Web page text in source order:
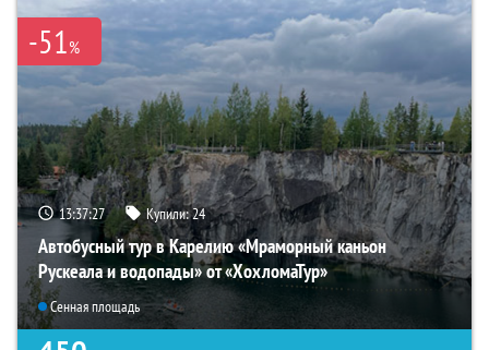
-51%
13:37:26 Купили:24
Автобусный тур в Карелию «Мраморный каньон
Рускеала и водопады» от «ХохломаТур»
Сенная площадь